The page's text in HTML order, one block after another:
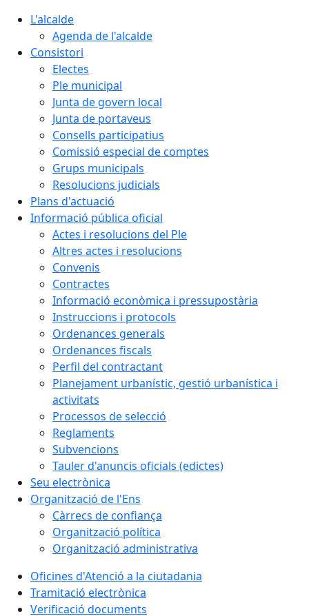
L'alcalde
Agenda de l'alcalde
Consistori
Electes
Ple municipal
Junta de govern local
Junta de portaveus
Consells participatius
Comissió especial de comptes
Grups municipals
Resolucions judicials
Plans d'actuació
Informació pública oficial
Actes i resolucions del Ple
Altres actes i resolucions
Convenis
Contractes
Informació econòmica i pressupostària
Instruccions i protocols
Ordenances generals
Ordenances fiscals
Perfil del contractant
Planejament urbanístic, gestió urbanística i
activitats
Processos de selecció
Reglaments
Subvencions
Tauler d'anuncis oficials (edictes)
Seu electrònica
Organització de l'Ens
Càrrecs de confiança
Organització política
Organització administrativa
Oficines d'Atenció a la ciutadania
Tramitació electrònica
Verificació documents